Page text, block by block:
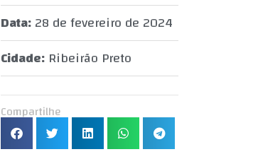
Data:28 de fevereiro de 2024
Cidade: Ribeirão Preto
Compartilhe